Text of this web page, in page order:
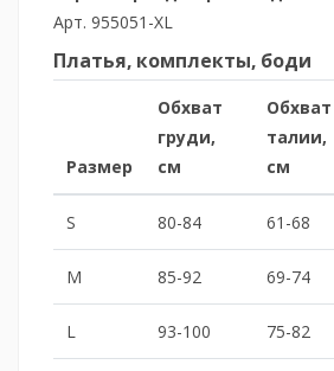
Арт. 955051-ХL
Платья, комплекты, боди
Размер
Обхват
груди,
см
Обхват
талии,
см
S 80-84 61-68
M 85-92 69-74
L 93-100 75-82